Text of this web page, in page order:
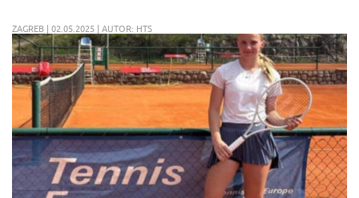
ZAGREB | 02.05.2025 | AUTOR: HTS